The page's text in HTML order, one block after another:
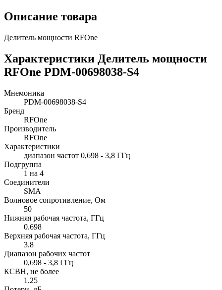
Описание товара
Делитель мощности RFOne
Характеристики Делитель мощности
RFOne PDM-00698038-S4
Мнемоника
PDM-00698038-S4
Бренд
RFOne
Производитель
RFOne
Характеристики
диапазон частот 0,698 - 3,8 ГГц
Подгруппа
1 на 4
Соединители
SMA
Волновое сопротивление, Ом
50
Нижняя рабочая частота, ГГц
0.698
Верхняя рабочая частота, ГГц
3.8
Диапазон рабочих частот
0,698 - 3,8 ГГц
КСВН, не более
1.25